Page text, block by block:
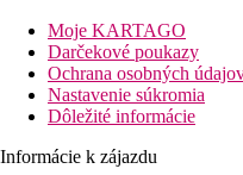
Popis izby
Dvojlôžková izba
kúpeľňa/WC
klimatizácia
telefón
Moje KARTAGO
Darčekové poukazy
Ochrana osobných
Nastavenie súkromia
Dôležité informácie
Informácie k zájazdu